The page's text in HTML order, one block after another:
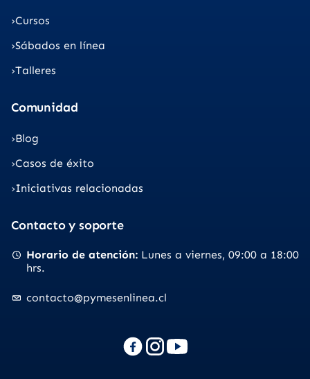
Cursos
Sábados en línea
Talleres
Comunidad
Blog
Casos de éxito
Iniciativas relacionadas
Contacto y soporte
Horario de atención Lunes a viernes 09:00 a 18:00
hrs.
contacto@pymesenlinea.cl